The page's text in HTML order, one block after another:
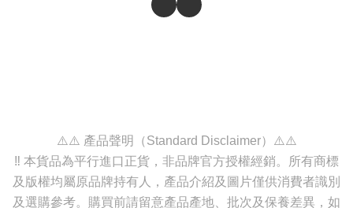
⚠️⚠️ 產品聲明（Standard Disclaimer）⚠️⚠️
‼️ 本貨品為平行進口正貨，非品牌官方授權經銷。所有商標
及版權均屬原品牌持有人，產品介紹及圖片僅供消費者識別
及選購參考。購買前請留意產品產地、批次及保養差異，如